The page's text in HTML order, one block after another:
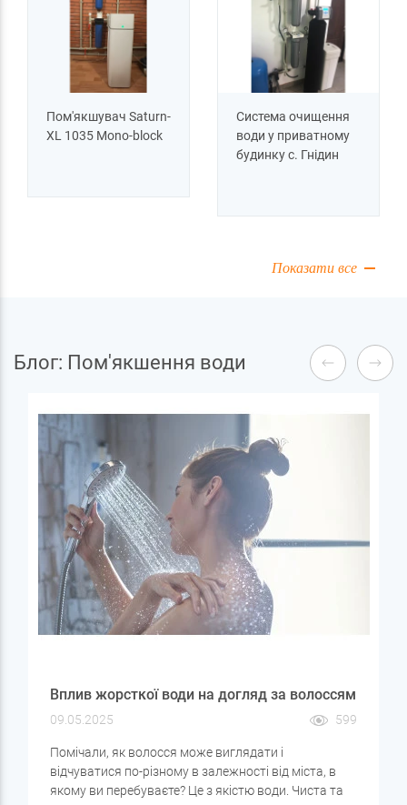
Пом'якшувач Saturn-
XL 1035 Mono-block
Система очищення
води у приватному
будинку c. Гнідин
Показати все
Блог: Пом'якшення води
Вплив жорсткої води на догляд за волоссям
09.05.2025 599
Помічали, як волосся може виглядати і
відчуватися по-різному в залежності від міста, в
якому ви перебуваєте? Це з якістю води. Чиста та